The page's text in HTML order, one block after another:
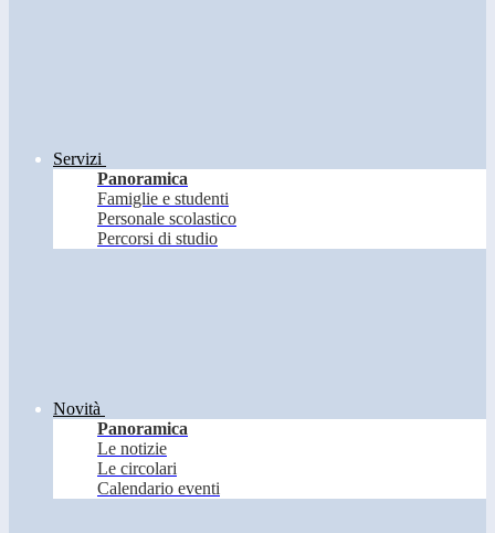
Servizi
Panoramica
Famiglie e studenti
Personale scolastico
Percorsi di studio
Novità
Panoramica
Le notizie
Le circolari
Calendario eventi